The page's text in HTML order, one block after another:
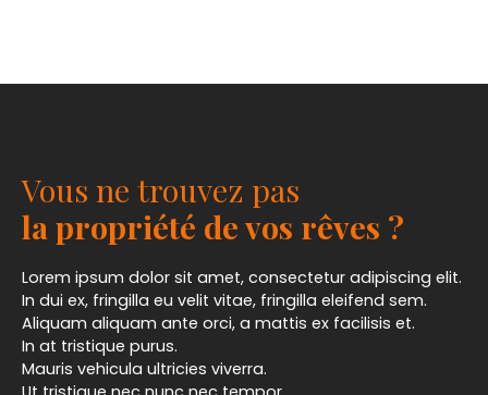
Vous ne trouvez pas
la propriété de vos rêves ?
Lorem ipsum dolor sit amet, consectetur adipiscing elit.
In dui ex, fringilla eu velit vitae, fringilla eleifend sem.
Aliquam aliquam ante orci, a mattis ex facilisis et.
In at tristique purus.
Mauris vehicula ultricies viverra.